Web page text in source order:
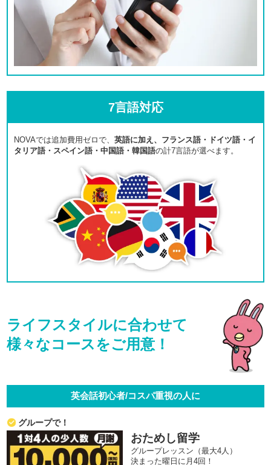
7言語対応
NOVAでは追加費用ゼロで、 英語に加え、フランス語・ドイツ語・イ
タリア語・スペイン語・中国語・韓国語の計7言語が選べます。
ライフスタイルに合わせて
様々なコースをご用意！
英会話初心者/コスパ重視の人に
グループで！
おためし留学
グループレッスン（最大4人）
決まった曜日に月4回！